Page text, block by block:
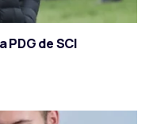
de SCI